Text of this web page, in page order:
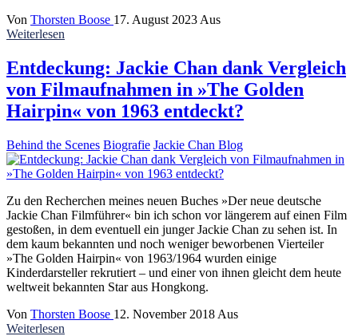
Von Thorsten Boose 17. August 2023 Aus
Weiterlesen
Entdeckung: Jackie Chan dank Vergleich
von Filmaufnahmen in »The Golden
Hairpin« von 1963 entdeckt?
Behind the Scenes Biografie Jackie Chan Blog
Zu den Recherchen meines neuen Buches »Der neue deutsche
Jackie Chan Filmführer« bin ich schon vor längerem auf einen Film
gestoßen, in dem eventuell ein junger Jackie Chan zu sehen ist. In
dem kaum bekannten und noch weniger beworbenen Vierteiler
»The Golden Hairpin« von 1963/1964 wurden einige
Kinderdarsteller rekrutiert – und einer von ihnen gleicht dem heute
weltweit bekannten Star aus Hongkong.
Von Thorsten Boose 12. November 2018 Aus
Weiterlesen